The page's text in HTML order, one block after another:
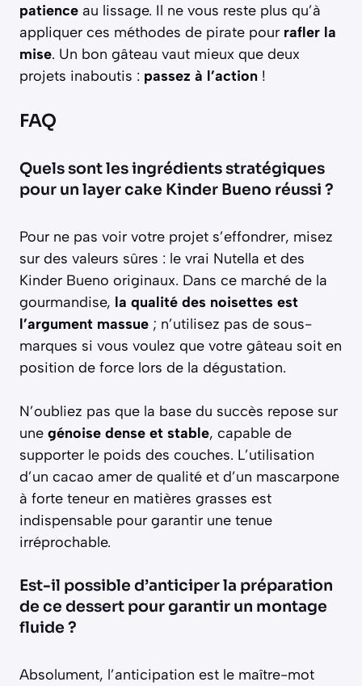
patience au lissage. Il ne vous reste plus qu’à
appliquer ces méthodes de pirate pour rafler la
mise. Un bon gâteau vaut mieux que deux
projets inaboutis : passez à l’action !
FAQ
Quels sont les ingrédients stratégiques
pour un layer cake Kinder Bueno réussi ?
Pour ne pas voir votre projet s’effondrer, misez
sur des valeurs sûres : le vrai Nutella et des
Kinder Bueno originaux. Dans ce marché de la
gourmandise, la qualité des noisettes est
l’argument massue ; n’utilisez pas de sous-
marques si vous voulez que votre gâteau soit en
position de force lors de la dégustation.
N’oubliez pas que la base du succès repose sur
une génoise dense et stable, capable de
supporter le poids des couches. L’utilisation
d’un cacao amer de qualité et d’un mascarpone
à forte teneur en matières grasses est
indispensable pour garantir une tenue
irréprochable.
Est-il possible d’anticiper la préparation
de ce dessert pour garantir un montage
fluide ?
Absolument, l’anticipation est le maître-mot